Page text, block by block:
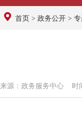
首页 > 政务公开 >
来源：政务服务中心 时